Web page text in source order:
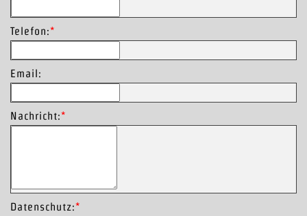
Telefon:*
Email:
Nachricht:*
Datenschutz:*